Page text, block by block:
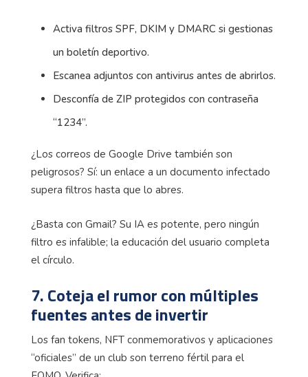
Activa filtros SPF, DKIM y DMARC si gestionas
un boletín deportivo.
Escanea adjuntos con antivirus antes de abrirlos.
Desconfía de ZIP protegidos con contraseña
“1234”.
¿Los correos de Google Drive también son
peligrosos? Sí: un enlace a un documento infectado
supera filtros hasta que lo abres.
¿Basta con Gmail? Su IA es potente, pero ningún
filtro es infalible; la educación del usuario completa
el círculo.
7. Coteja el rumor con múltiples
fuentes antes de invertir
Los fan tokens, NFT conmemorativos y aplicaciones
“oficiales” de un club son terreno fértil para el